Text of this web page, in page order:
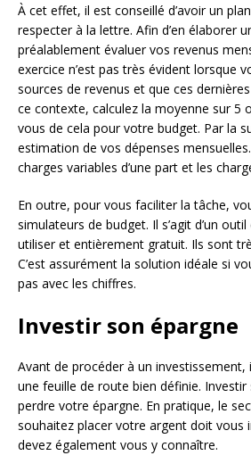
À cet effet, il est conseillé d’avoir un
respecter à la lettre. Afin d’en élaborer
préalablement évaluer vos revenus
exercice n’est pas très évident lorsque
sources de revenus et que ces
ce contexte, calculez la moyenne sur 5
vous de cela pour votre budget. Par la
estimation de vos dépenses
charges variables d’une part et les
En outre, pour vous faciliter la tâche,
simulateurs de budget. Il s’agit d’un
utiliser et entièrement gratuit. Ils sont
C’est assurément la solution idéale si
pas avec les chiffres.
Investir son épargne
Avant de procéder à un investissement,
une feuille de route bien définie.
perdre votre épargne. En pratique, le
souhaitez placer votre argent doit vous
devez également vous y connaître.